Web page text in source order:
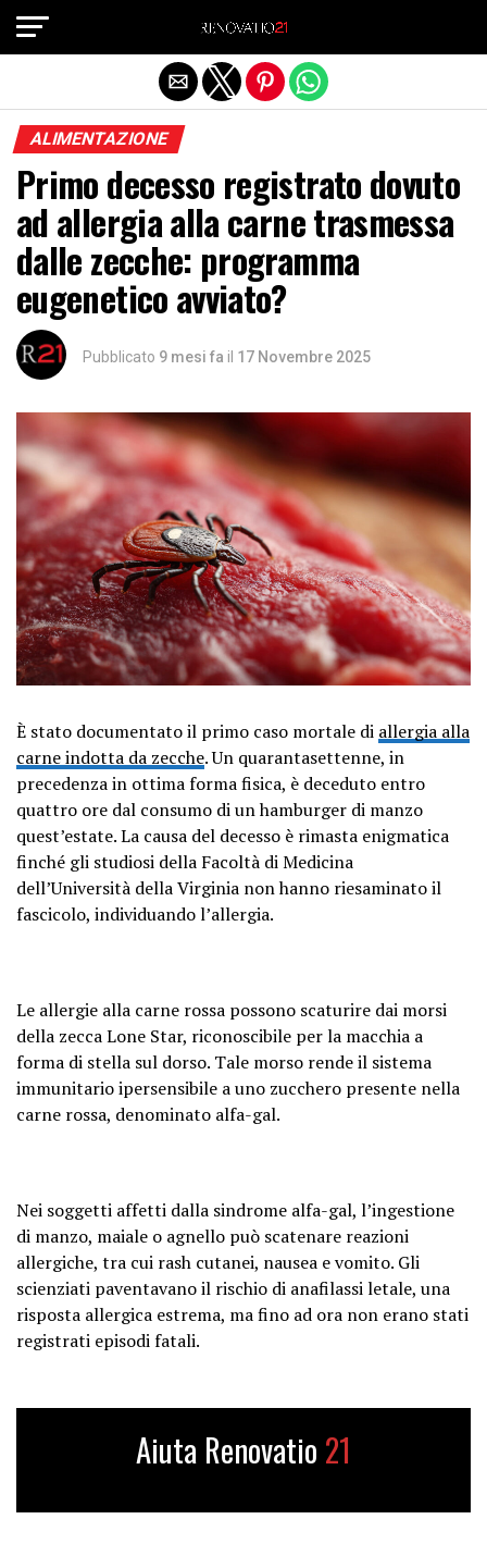
ALIMENTAZIONE
Primo decesso registrato dovuto
ad allergia alla carne trasmessa
dalle zecche: programma
eugenetico avviato?
Pubblicato 9 mesi fa il 17 Novembre 2025
È stato documentato il primo caso mortale di allergia alla
carne indotta da zecche. Un quarantasettenne, in
precedenza in ottima forma fisica, è deceduto entro
quattro ore dal consumo di un hamburger di manzo
quest’estate. La causa del decesso è rimasta enigmatica
finché gli studiosi della Facoltà di Medicina
dell’Università della Virginia non hanno riesaminato il
fascicolo, individuando l’allergia.
Le allergie alla carne rossa possono scaturire dai morsi
della zecca Lone Star, riconoscibile per la macchia a
forma di stella sul dorso. Tale morso rende il sistema
immunitario ipersensibile a uno zucchero presente nella
carne rossa, denominato alfa-gal.
Nei soggetti affetti dalla sindrome alfa-gal, l’ingestione
di manzo, maiale o agnello può scatenare reazioni
allergiche, tra cui rash cutanei, nausea e vomito. Gli
scienziati paventavano il rischio di anafilassi letale, una
risposta allergica estrema, ma fino ad ora non erano stati
registrati episodi fatali.
Aiuta Renovatio 21
Exit mobile version